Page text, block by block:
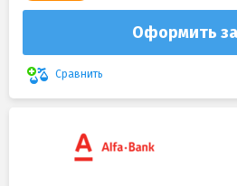
Оформить
Сравнить